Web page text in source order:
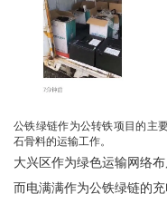
公铁绿链作为公转铁项目的主
石骨料的运输工作。
大兴区作为绿色运输网络
而电满满作为公铁绿链的